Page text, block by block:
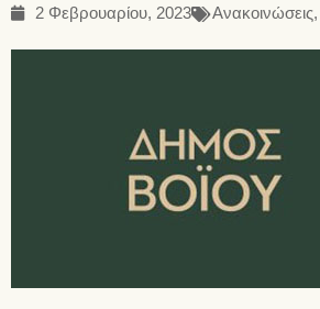
2 Φεβρουαρίου, 2023 Ανακοινώσεις,